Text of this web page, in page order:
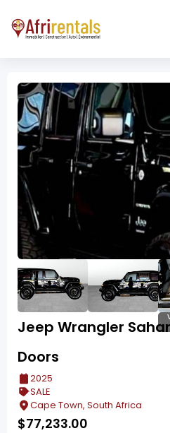
Jeep Wrangler
Doors
2025
SALE
Cape Town, South Africa
$77,233.00